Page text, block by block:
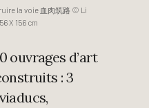
la voie 血肉筑路 © Li
X 156 cm
ouvrages d’art
: 3